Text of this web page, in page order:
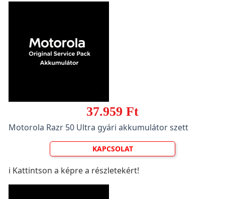
37.959 Ft
Motorola Razr 50 Ultra gyári akkumulátor szett
KAPCSOLAT
ℹ️ Kattintson a képre a részletekért!